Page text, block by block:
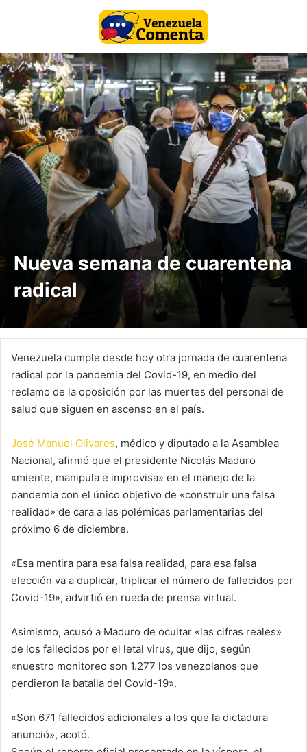
Nueva semana de cuarentena
radical
Venezuela cumple desde hoy otra jornada de cuarentena
radical por la pandemia del Covid-19, en medio del
reclamo de la oposición por las muertes del personal de
salud que siguen en ascenso en el país.
José Manuel Olivares, médico y diputado a la Asamblea
Nacional, afirmó que el presidente Nicolás Maduro
«miente, manipula e improvisa» en el manejo de la
pandemia con el único objetivo de «construir una falsa
realidad» de cara a las polémicas parlamentarias del
próximo 6 de diciembre.
«Esa mentira para esa falsa realidad, para esa falsa
elección va a duplicar, triplicar el número de fallecidos por
Covid-19», advirtió en rueda de prensa virtual.
Asimismo, acusó a Maduro de ocultar «las cifras reales»
de los fallecidos por el letal virus, que dijo, según
«nuestro monitoreo son 1.277 los venezolanos que
perdieron la batalla del Covid-19».
«Son 671 fallecidos adicionales a los que la dictadura
anunció», acotó.